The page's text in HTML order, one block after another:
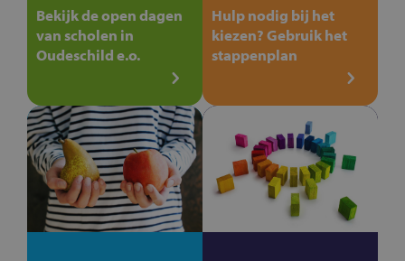
Bekijk de open dagen
van scholen in
Oudeschild e.o.
Hulp nodig bij het
kiezen? Gebruik het
stappenplan